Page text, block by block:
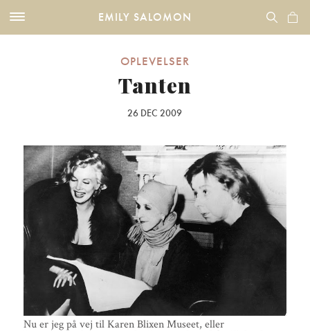
EMILY SALOMON
OPLEVELSER
Tanten
26 DEC 2009
Nu er jeg på vej til Karen Blixen Museet, eller